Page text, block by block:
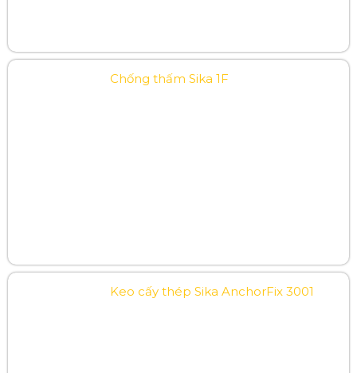
Chống thấm Sika 1F
Keo cấy thép Sika AnchorFix 3001